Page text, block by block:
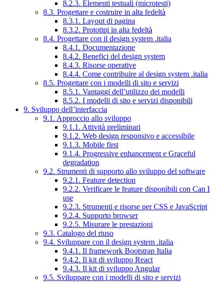
8.2.3. Elementi testuali (microtesti)
8.3. Progettare e costruire in alta fedeltà
8.3.1. Layout di pagina
8.3.2. Prototipi in alta fedeltà
8.4. Progettare con il design system .italia
8.4.1. Documentazione
8.4.2. Benefici del design system
8.4.3. Risorse operative
8.4.4. Come contribuire al design system .italia
8.5. Progettare con i modelli di sito e servizi
8.5.1. Vantaggi dell’utilizzo dei modelli
8.5.2. I modelli di sito e servizi disponibili
9. Sviluppo dell’interfaccia
9.1. Approccio allo sviluppo
9.1.1. Attività preliminari
9.1.2. Web design responsivo e accessibile
9.1.3. Mobile first
9.1.4. Progressive enhancement e Graceful
degradation
9.2. Strumenti di supporto allo sviluppo del software
9.2.1. Feature detection
9.2.2. Verificare le feature disponibili con Can I
use
9.2.3. Strumenti e risorse per CSS e JavaScript
9.2.4. Supporto browser
9.2.5. Misurare le prestazioni
9.3. Catalogo del riuso
9.4. Sviluppare con il design system .italia
9.4.1. Il framework Bootstrap Italia
9.4.2. Il kit di sviluppo React
9.4.3. Il kit di sviluppo Angular
9.5. Sviluppare con i modelli di sito e servizi